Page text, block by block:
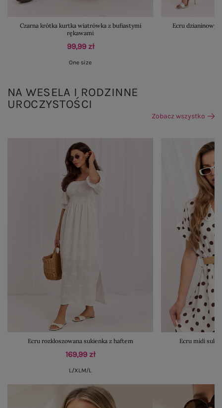
Czarna krótka kurtka wiatrówka z bufiastymi
rękawami
99,99 zł
One size
Ecru dzianinowy
NA WESELA I RODZINNE
UROCZYSTOŚCI
Zobacz wszystko
Ecru rozkloszowana sukienka z haftem
169,99 zł
L/XLM/L
Ecru midi